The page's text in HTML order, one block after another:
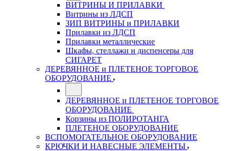
ВИТРИНЫ И ПРИЛАВКИ
Витрины из ЛДСП
ЗИП ВИТРИНЫ и ПРИЛАВКИ
Прилавки из ЛДСП
Прилавки металлические
Шкафы, стеллажи и диспенсеры для
СИГАРЕТ
ДЕРЕВЯННОЕ и ПЛЕТЕНОЕ ТОРГОВОЕ
ОБОРУДОВАНИЕ
ДЕРЕВЯННОЕ и ПЛЕТЕНОЕ ТОРГОВОЕ
ОБОРУДОВАНИЕ
Корзины из ПОЛИРОТАНГА
ПЛЕТЕНОЕ ОБОРУДОВАНИЕ
ВСПОМОГАТЕЛЬНОЕ ОБОРУДОВАНИЕ
КРЮЧКИ И НАВЕСНЫЕ ЭЛЕМЕНТЫ